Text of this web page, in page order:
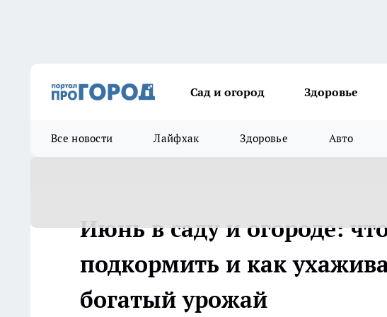
Сад и огород Здоровье
Все новости Лайфхак Здоровье Авто
Июнь в саду и огороде:
подкормить и как
богатый урожай